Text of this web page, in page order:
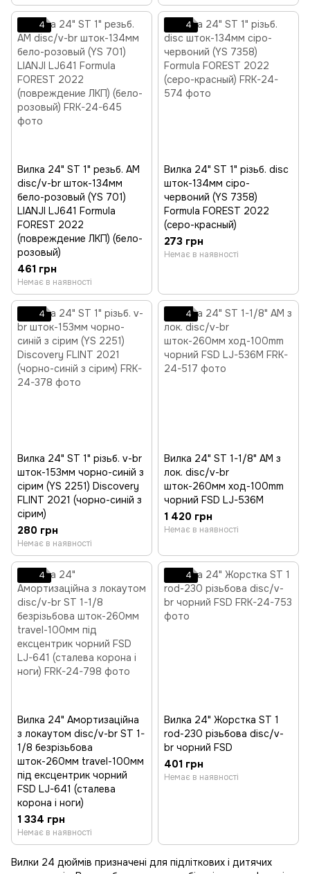
4
Вилка 24" ST 1" резьб. AM
disc/v-br шток-134мм
бело-розовый (YS 701)
LIANJI LJ641 Formula
FOREST 2022
(повреждение ЛКП) (бело-
розовый)
461 грн
Немає в наявності
4
Вилка 24" ST 1" різьб. disc
шток-134мм сіро-
червоний (YS 7358)
Formula FOREST 2022
(серо-красный)
273 грн
Немає в наявності
4
Вилка 24" ST 1" різьб. v-br
шток-153мм чорно-синій з
сірим (YS 2251) Discovery
FLINT 2021 (чорно-синій з
сірим)
280 грн
Немає в наявності
4
Вилка 24" ST 1-1/8" AM з
лок. disc/v-br
шток-260мм ход-100mm
чорний FSD LJ-536M
1 420 грн
Немає в наявності
4
Вилка 24" Амортизаційна
з локаутом disc/v-br ST 1-
1/8 безрізьбова
шток-260мм travel-100мм
під ексцентрик чорний
FSD LJ-641 (сталева
корона і ноги)
1 334 грн
Немає в наявності
4
Вилка 24" Жорстка ST 1
rod-230 різьбова disc/v-
br чорний FSD
401 грн
Немає в наявності
Вилки 24 дюймів призначені для підліткових і дитячих